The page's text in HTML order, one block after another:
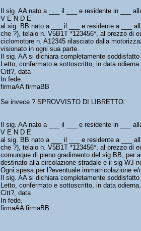
Il sig. AA nato a ___ il ___ e residente in ___
V E N D E
al sig. BB nato a ___ il ___ e residente a ___
che ?), telaio n. V5B1T *123456*, al prezzo di
ciclomotore n. A12345 rilasciato dalla
visionato in ogni sua parte.
Il sig. AA si dichiara completamente
Letto, confermato e sottoscritto, in data odierna.
Citt?, data
In fede.
firmaAA firmaBB
Se invece ? SPROVVISTO DI LIBRETTO:
Il sig. AA nato a ___ il ___ e residente in ___
V E N D E
al sig. BB nato a ___ il ___ e residente a ___
che ?), telaio n. V5B1T *123456*, al prezzo di
comunque di pieno gradimento del sig BB, per
destinato alla circolazione stradale e il sig WJ
Ogni spesa per l?eventuale immatricolazione
Il sig. AA si dichiara completamente
Letto, confermato e sottoscritto, in data odierna.
Citt?, data
In fede.
firmaAA firmaBB